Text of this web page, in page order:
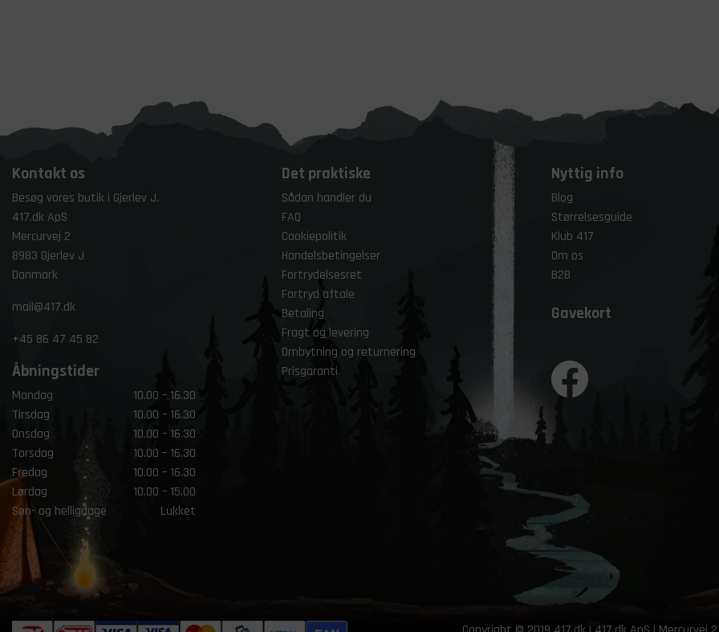
Kontakt os
Besøg vores butik i Gjerlev J.
417.dk ApS
Mercurvej 2
8983 Gjerlev J
Danmark
mail@417.dk
+45 86 47 45 82
Åbningstider
Mandag
10.00 – 16.30
Tirsdag
10.00 – 16.30
Onsdag
10.00 – 16.30
Torsdag
10.00 – 16.30
Fredag
10.00 – 16.30
Lørdag
10.00 – 15.00
Søn- og helligdage
Lukket
Det praktiske
Sådan handler du
FAQ
Cookiepolitik
Handelsbetingelser
Fortrydelsesret
Fortryd aftale
Betaling
Fragt og levering
Ombytning og returnering
Prisgaranti
Nyttig info
Blog
Størrelsesguide
Klub 417
Om os
B2B
Gavekort